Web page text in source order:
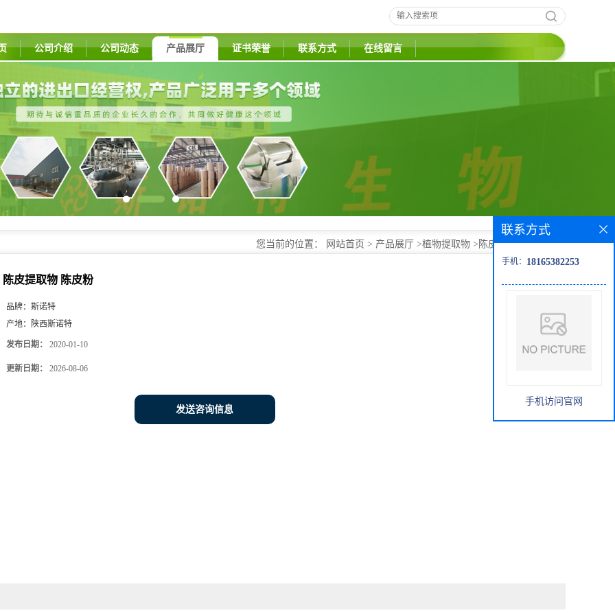
公司介绍 公司动态 产品展厅 证书荣誉 联系方式 在线留言
您当前的位置： 网站首页 > 产品展厅 >植物提取物 > 陈皮提取物 陈皮粉
陈皮提取物 陈皮粉
品牌： 斯诺特
产地：
陕西斯诺特
发布日期： 2020-01-10
更新日期： 2026-08-06
发送咨询信息
联系方式
手机： 18165382253
手机访问官网